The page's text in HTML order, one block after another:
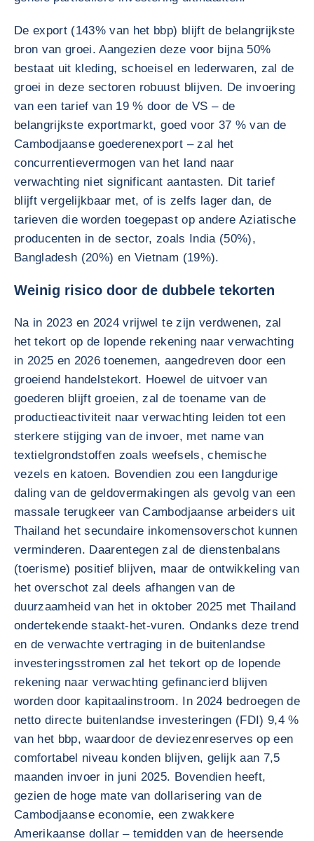
De export (143% van het bbp) blijft de belangrijkste
bron van groei. Aangezien deze voor bijna 50%
bestaat uit kleding, schoeisel en lederwaren, zal de
groei in deze sectoren robuust blijven. De invoering
van een tarief van 19 % door de VS – de
belangrijkste exportmarkt, goed voor 37 % van de
Cambodjaanse goederenexport – zal het
concurrentievermogen van het land naar
verwachting niet significant aantasten. Dit tarief
blijft vergelijkbaar met, of is zelfs lager dan, de
tarieven die worden toegepast op andere Aziatische
producenten in de sector, zoals India (50%),
Bangladesh (20%) en Vietnam (19%).
Weinig risico door de dubbele tekorten
Na in 2023 en 2024 vrijwel te zijn verdwenen, zal
het tekort op de lopende rekening naar verwachting
in 2025 en 2026 toenemen, aangedreven door een
groeiend handelstekort. Hoewel de uitvoer van
goederen blijft groeien, zal de toename van de
productieactiviteit naar verwachting leiden tot een
sterkere stijging van de invoer, met name van
textielgrondstoffen zoals weefsels, chemische
vezels en katoen. Bovendien zou een langdurige
daling van de geldovermakingen als gevolg van een
massale terugkeer van Cambodjaanse arbeiders uit
Thailand het secundaire inkomensoverschot kunnen
verminderen. Daarentegen zal de dienstenbalans
(toerisme) positief blijven, maar de ontwikkeling van
het overschot zal deels afhangen van de
duurzaamheid van het in oktober 2025 met Thailand
ondertekende staakt-het-vuren. Ondanks deze trend
en de verwachte vertraging in de buitenlandse
investeringsstromen zal het tekort op de lopende
rekening naar verwachting gefinancierd blijven
worden door kapitaalinstroom. In 2024 bedroegen de
netto directe buitenlandse investeringen (FDI) 9,4 %
van het bbp, waardoor de deviezenreserves op een
comfortabel niveau konden blijven, gelijk aan 7,5
maanden invoer in juni 2025. Bovendien heeft,
gezien de hoge mate van dollarisering van de
Cambodjaanse economie, een zwakkere
Amerikaanse dollar – temidden van de heersende